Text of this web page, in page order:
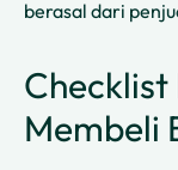
berasal dari
Membeli